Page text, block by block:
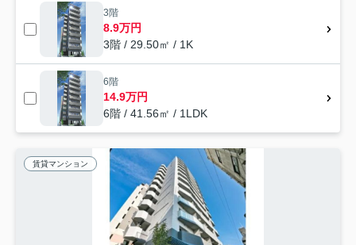
3階
8.9万円
3階 / 29.50㎡ / 1K
6階
14.9万円
6階 / 41.56㎡ / 1LDK
賃貸マンション